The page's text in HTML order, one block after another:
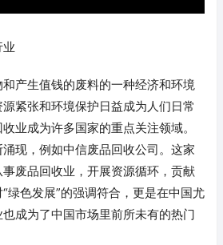
业
产生值钱的废料的一种经济和环境
紧张和环境保护日益成为人们日常
业成为许多国家的重点关注领域。
现，例如中信废品回收公司。这家
废品回收业，开展资源循环，贡献
绿色发展”的强调符合，更是在中国尤
成为了中国市场里前所未有的热门